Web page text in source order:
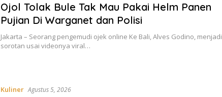
Ojol Tolak Bule Tak Mau Pakai Helm Panen
Pujian Di Warganet dan Polisi
Jakarta – Seorang pengemudi ojek online Ke Bali, Alves Godino, menjadi
sorotan usai videonya viral…
Kuliner Agustus 5, 2026